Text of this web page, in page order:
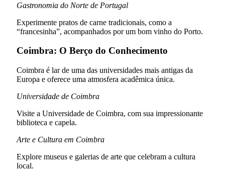
Gastronomia do Norte de Portugal
Experimente pratos de carne tradicionais, como a
“francesinha”, acompanhados por um bom vinho do Porto.
Coimbra: O Berço do Conhecimento
Coimbra é lar de uma das universidades mais antigas da
Europa e oferece uma atmosfera acadêmica única.
Universidade de Coimbra
Visite a Universidade de Coimbra, com sua impressionante
biblioteca e capela.
Arte e Cultura em Coimbra
Explore museus e galerias de arte que celebram a cultura
local.